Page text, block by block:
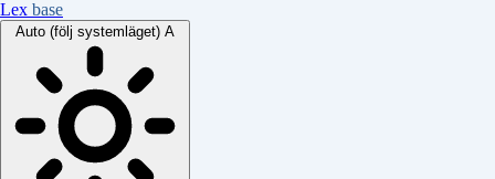
Lex base
Auto (följ systemläget) A